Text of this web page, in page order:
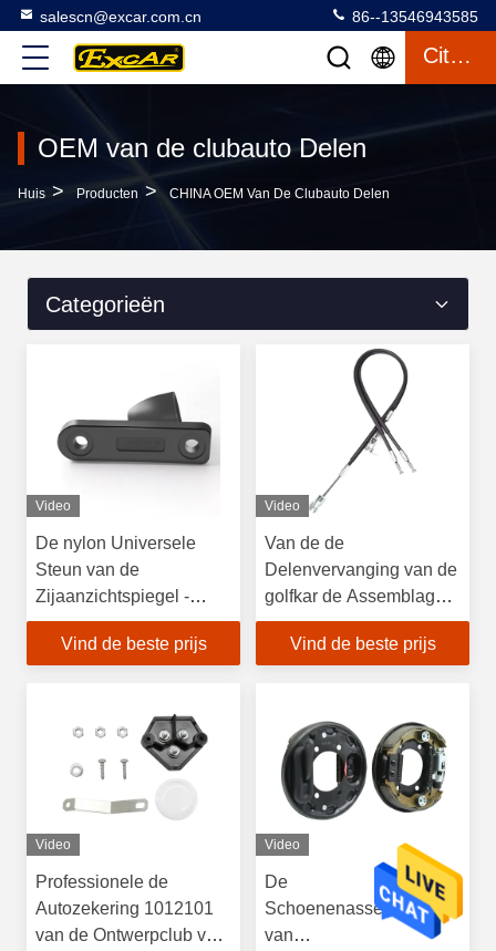
salescn@excar.com.cn 86--13546943585
Citaat
OEM van de clubauto Delen
Huis > Producten > CHINA OEM Van De Clubauto Delen
Categorieën
Video
De nylon Universele
Steun van de
Zijaanzichtspiegel -
steun voor de Clubauto
van EZGO YAMAHA
Vind de beste prijs
Video
Van de de
Delenvervanging van de
golfkar de Assemblage
van de de Remkabel
voor EZGO TXT
Vind de beste prijs
Video
Professionele de
Autozekering 1012101
van de Ontwerpclub voor
Video
De
Schoenenassemblage
van